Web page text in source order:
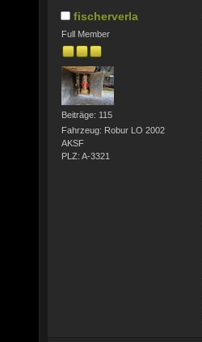
fischerverla
Full Member
Beiträge: 115
Fahrzeug: Robur LO 2002
AKSF
PLZ: A-3321